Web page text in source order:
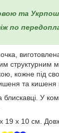
та
по
структурним
кожне під
та кишеня
У
19 х 10 см.